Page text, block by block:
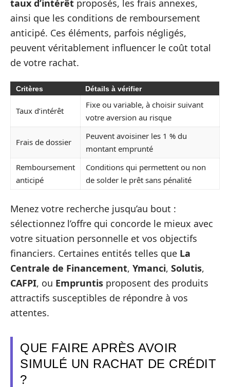
taux d’intérêt proposés, les frais annexes,
ainsi que les conditions de remboursement
anticipé. Ces éléments, parfois négligés,
peuvent véritablement influencer le coût total
de votre rachat.
Critères Détails à vérifier
Taux d’intérêt
Fixe ou variable, à choisir suivant
votre aversion au risque
Frais de dossier
Peuvent avoisiner les 1 % du
montant emprunté
Remboursement
anticipé
Conditions qui permettent ou non
de solder le prêt sans pénalité
Menez votre recherche jusqu’au bout :
sélectionnez l’offre qui concorde le mieux avec
votre situation personnelle et vos objectifs
financiers. Certaines entités telles que La
Centrale de Financement, Ymanci, Solutis,
CAFPI, ou Empruntis proposent des produits
attractifs susceptibles de répondre à vos
attentes.
QUE FAIRE APRÈS AVOIR
SIMULÉ UN RACHAT DE CRÉDIT
?